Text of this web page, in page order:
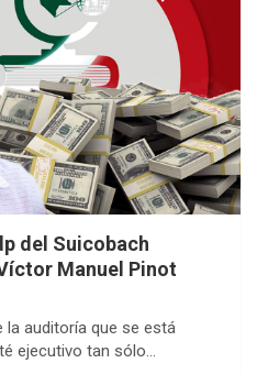
del Suicobach
Manuel Pinot
la auditoría que se está
ejecutivo tan sólo…